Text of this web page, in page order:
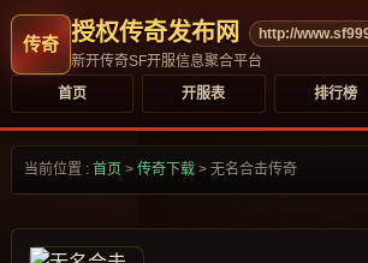
授权传奇发布网
http://
新开传奇SF开服信息聚合平台
首页
开服表 排行榜
当前位置 : 首页 > 传奇下载 > 无名合击传奇